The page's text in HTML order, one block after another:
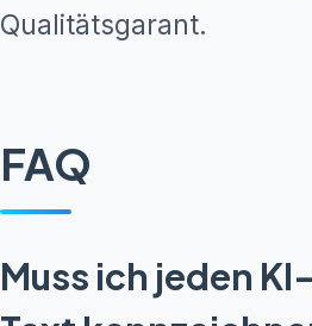
Qualitätsgarant.
FAQ
Muss ich jeden